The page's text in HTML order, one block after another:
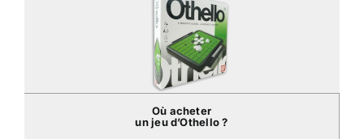
Où acheter
un jeu d’Othello ?